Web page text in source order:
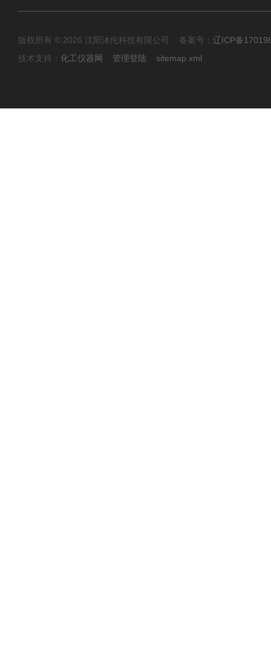
版权所有 © 2026 沈阳沐伦科技有限公司 备案号： 辽ICP备
技术支持： 化工仪器网 管理登陆 sitemap.xml